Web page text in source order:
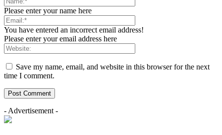
Please enter your name here
You have entered an incorrect email address!
Please enter your email address here
Save my name, email, and website in this browser for the next
time I comment.
- Advertisement -